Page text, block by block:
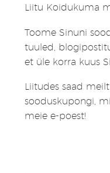
Liitu Koidukuma
Toome Sinuni
tuuled,
et üle korra kuus
Liitudes saad
sooduskupongi,
meie e-poest!